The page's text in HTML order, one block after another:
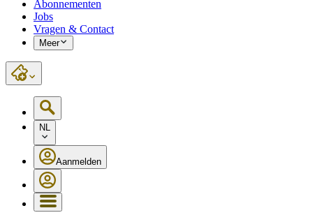
Abonnementen
Jobs
Vragen & Contact
Meer
NL
Aanmelden